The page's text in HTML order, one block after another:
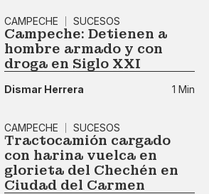
CAMPECHE SUCESOS
Campeche: Detienen a
hombre armado y con
droga en Siglo XXI
Dismar Herrera 1 Min
CAMPECHE SUCESOS
Tractocamión cargado
con harina vuelca en
glorieta del Chechén en
Ciudad del Carmen